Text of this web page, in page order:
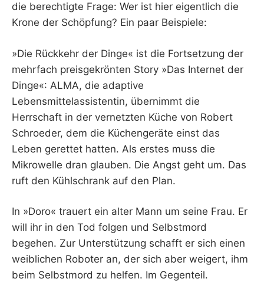
die berechtigte Frage: Wer ist hier eigentlich die
Krone der Schöpfung? Ein paar Beispiele:
»Die Rückkehr der Dinge« ist die Fortsetzung der
mehrfach preisgekrönten Story »Das Internet der
Dinge«: ALMA, die adaptive
Lebensmittelassistentin, übernimmt die
Herrschaft in der vernetzten Küche von Robert
Schroeder, dem die Küchengeräte einst das
Leben gerettet hatten. Als erstes muss die
Mikrowelle dran glauben. Die Angst geht um. Das
ruft den Kühlschrank auf den Plan.
In »Doro« trauert ein alter Mann um seine Frau. Er
will ihr in den Tod folgen und Selbstmord
begehen. Zur Unterstützung schafft er sich einen
weiblichen Roboter an, der sich aber weigert, ihm
beim Selbstmord zu helfen. Im Gegenteil.